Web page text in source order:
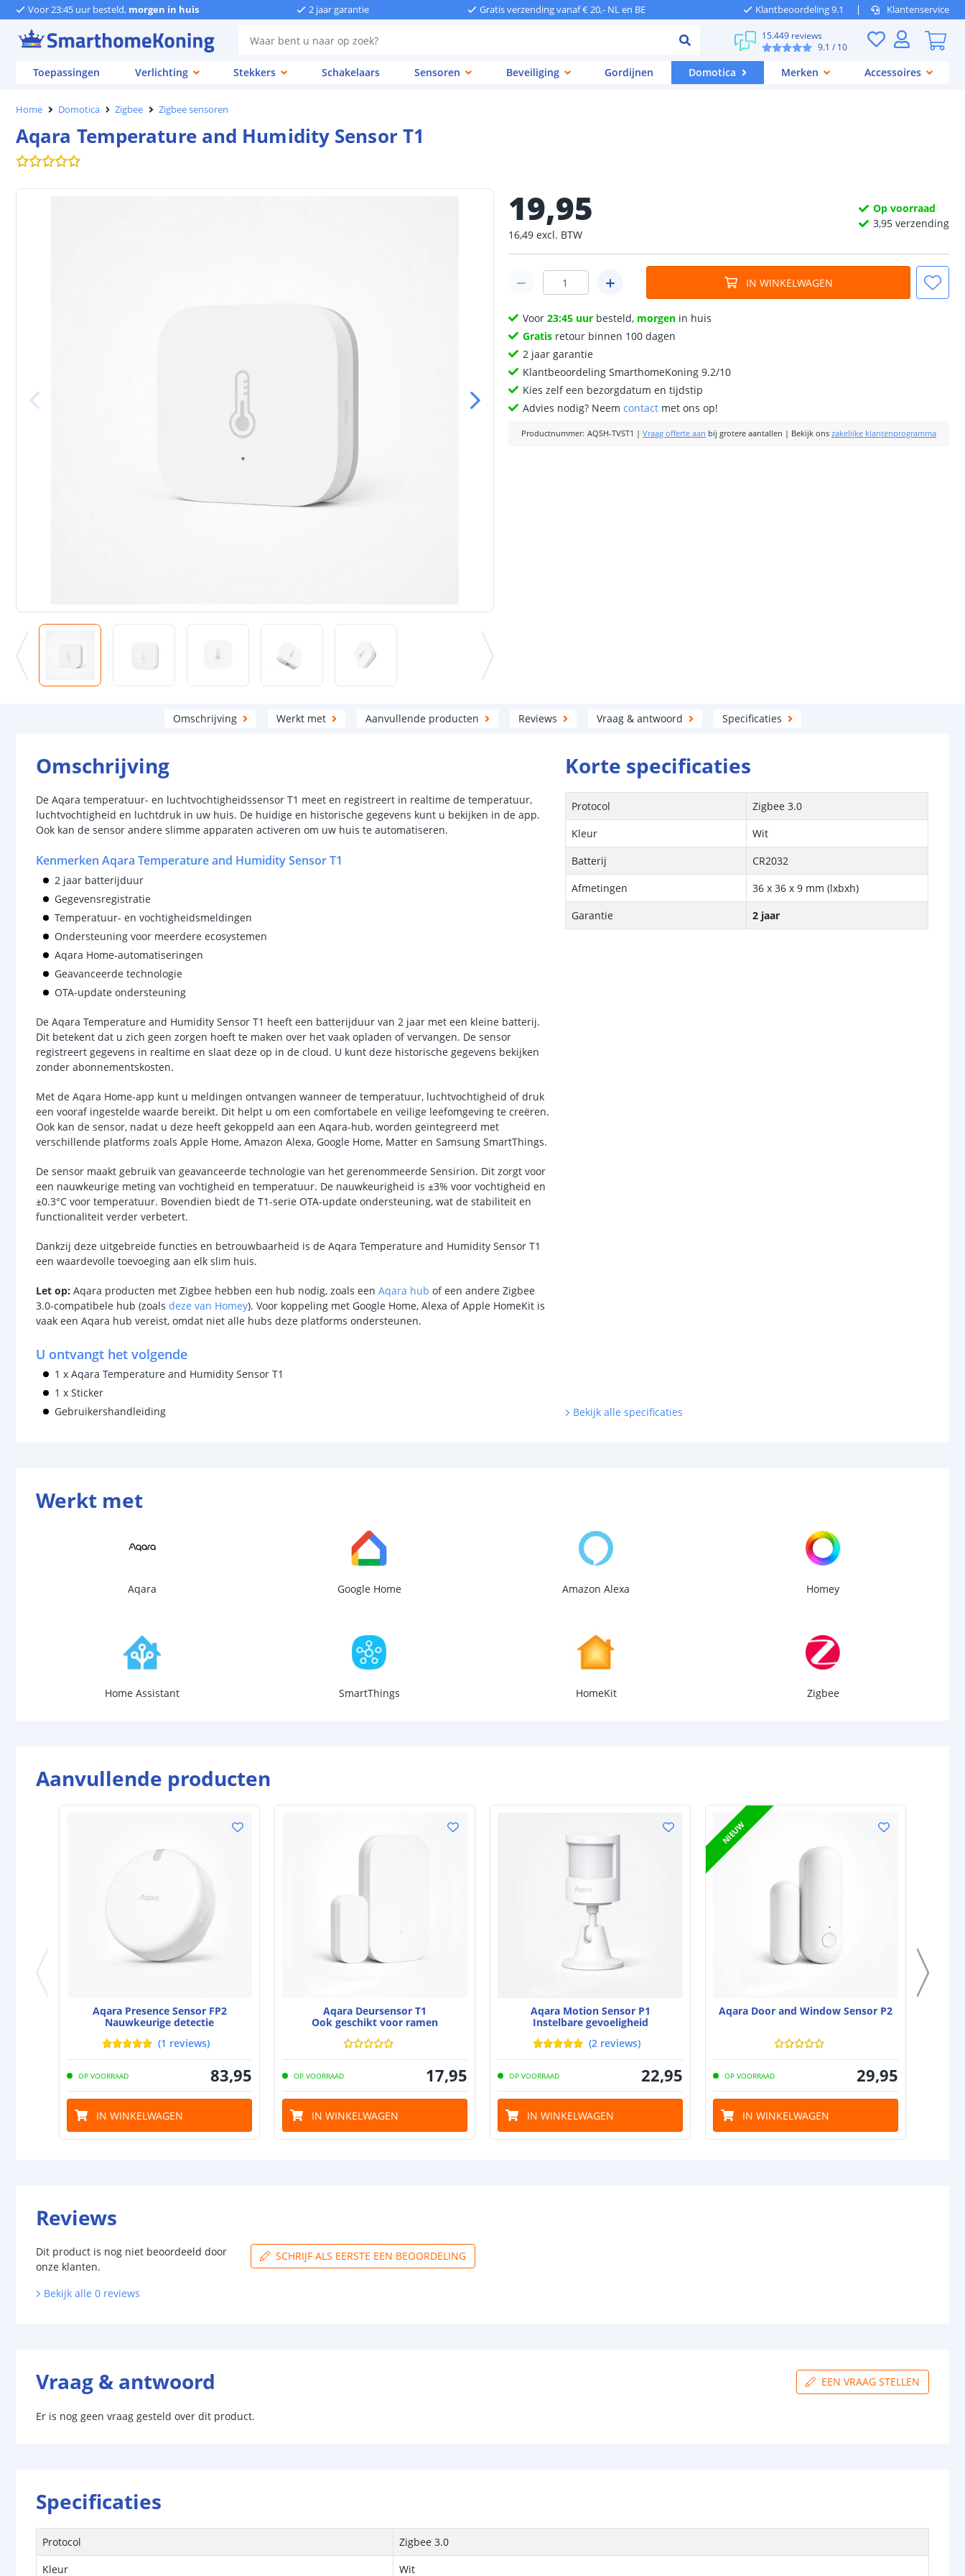
Voor 23:45 uur besteld, morgen in huis 2 jaar garantie Gratis verzending vanaf € 20,- NL en BE Klantbeoordeling 9.1 Klantenservice
15.449 reviews
9.1 / 10
Toepassingen Verlichting Stekkers Schakelaars Sensoren Beveiliging Gordijnen Domotica Merken Accessoires
Home Domotica Zigbee Zigbee sensoren
Aqara Temperature and Humidity Sensor T1
19,95
16,49 excl. BTW
Op voorraad
3,95 verzending
IN WINKELWAGEN
Voor23:45 uur besteld, morgen in huis
Gratis retour binnen 100 dagen
2 jaar garantie
Klantbeoordeling SmarthomeKoning 9.2/10
Kies zelf een bezorgdatum en tijdstip
Advies nodig? Neemcontact met ons op!
Productnummer: AQSH-TVST1 |Vraag offerte aan bij grotere aantallen | Bekijk ons zakelijke klantenprogramma
Omschrijving Werkt met Aanvullende producten Reviews Vraag & antwoord Specificaties
Omschrijving
De Aqara temperatuur- en luchtvochtigheidssensor T1 meet en registreert in realtime de temperatuur,
luchtvochtigheid en luchtdruk in uw huis. De huidige en historische gegevens kunt u bekijken in de app.
Ook kan de sensor andere slimme apparaten activeren om uw huis te automatiseren.
Kenmerken Aqara Temperature and Humidity Sensor T1
2 jaar batterijduur
Gegevensregistratie
Temperatuur- en vochtigheidsmeldingen
Ondersteuning voor meerdere ecosystemen
Aqara Home-automatiseringen
Geavanceerde technologie
OTA-update ondersteuning
De Aqara Temperature and Humidity Sensor T1 heeft een batterijduur van 2 jaar met een kleine batterij.
Dit betekent dat u zich geen zorgen hoeft te maken over het vaak opladen of vervangen. De sensor
registreert gegevens in realtime en slaat deze op in de cloud. U kunt deze historische gegevens bekijken
zonder abonnementskosten.
Met de Aqara Home-app kunt u meldingen ontvangen wanneer de temperatuur, luchtvochtigheid of druk
een vooraf ingestelde waarde bereikt. Dit helpt u om een comfortabele en veilige leefomgeving te creëren.
Ook kan de sensor, nadat u deze heeft gekoppeld aan een Aqara-hub, worden geïntegreerd met
verschillende platforms zoals Apple Home, Amazon Alexa, Google Home, Matter en Samsung SmartThings.
De sensor maakt gebruik van geavanceerde technologie van het gerenommeerde Sensirion. Dit zorgt voor
een nauwkeurige meting van vochtigheid en temperatuur. De nauwkeurigheid is ±3% voor vochtigheid en
±0.3°C voor temperatuur. Bovendien biedt de T1-serie OTA-update ondersteuning, wat de stabiliteit en
functionaliteit verder verbetert.
Dankzij deze uitgebreide functies en betrouwbaarheid is de Aqara Temperature and Humidity Sensor T1
een waardevolle toevoeging aan elk slim huis.
Let op: Aqara producten met Zigbee hebben een hub nodig, zoals een Aqara hub of een andere Zigbee
3.0-compatibele hub (zoals deze van Homey). Voor koppeling met Google Home, Alexa of Apple HomeKit is
vaak een Aqara hub vereist, omdat niet alle hubs deze platforms ondersteunen.
U ontvangt het volgende
1 x Aqara Temperature and Humidity Sensor T1
1 x Sticker
Gebruikershandleiding
Korte specificaties
Protocol
Zigbee 3.0
Kleur
Wit
Batterij
CR2032
Afmetingen
36 x 36 x 9 mm (lxbxh)
Garantie
2 jaar
Bekijk alle specificaties
Werkt met
Aqara Google Home Amazon Alexa Homey
Home Assistant SmartThings HomeKit Zigbee
Aanvullende producten
Aqara Presence Sensor FP2
Nauwkeurige detectie
(1 reviews)
OP VOORRAAD 83,95
IN WINKELWAGEN
Aqara Deursensor T1
Ook geschikt voor ramen
OP VOORRAAD 17,95
IN WINKELWAGEN
Aqara Motion Sensor P1
Instelbare gevoeligheid
(2 reviews)
OP VOORRAAD 22,95
IN WINKELWAGEN
NIEUW
Aqara Door and Window Sensor P2
OP VOORRAAD 29,95
IN WINKELWAGEN
Reviews
Dit product is nog niet beoordeeld door
onze klanten.
SCHRIJF ALS EERSTE EEN BEOORDELING
Bekijk alle 0 reviews
Vraag & antwoord EEN VRAAG STELLEN
Er is nog geen vraag gesteld over dit product.
Specificaties
Protocol
Zigbee 3.0
Kleur
Wit